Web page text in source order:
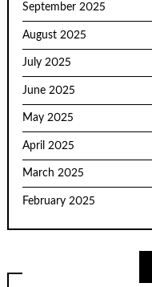
September 2025
August 2025
July 2025
June 2025
May 2025
April 2025
March 2025
February 2025